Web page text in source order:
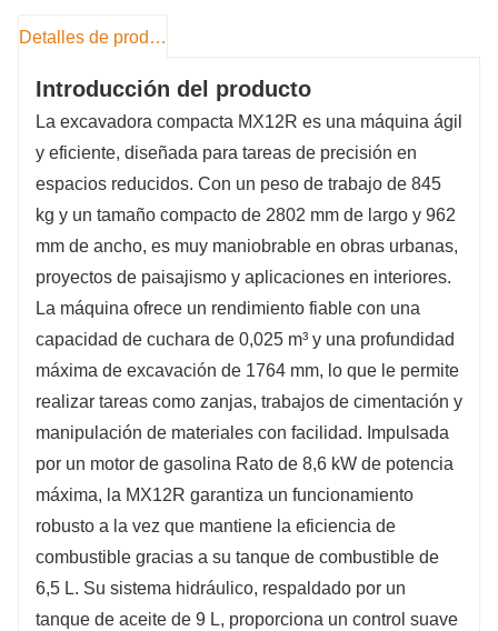
Detalles de producto
Introducción del producto
La excavadora compacta MX12R es una máquina ágil
y eficiente, diseñada para tareas de precisión en
espacios reducidos. Con un peso de trabajo de 845
kg y un tamaño compacto de 2802 mm de largo y 962
mm de ancho, es muy maniobrable en obras urbanas,
proyectos de paisajismo y aplicaciones en interiores.
La máquina ofrece un rendimiento fiable con una
capacidad de cuchara de 0,025 m³ y una profundidad
máxima de excavación de 1764 mm, lo que le permite
realizar tareas como zanjas, trabajos de cimentación y
manipulación de materiales con facilidad. Impulsada
por un motor de gasolina Rato de 8,6 kW de potencia
máxima, la MX12R garantiza un funcionamiento
robusto a la vez que mantiene la eficiencia de
combustible gracias a su tanque de combustible de
6,5 L. Su sistema hidráulico, respaldado por un
tanque de aceite de 9 L, proporciona un control suave